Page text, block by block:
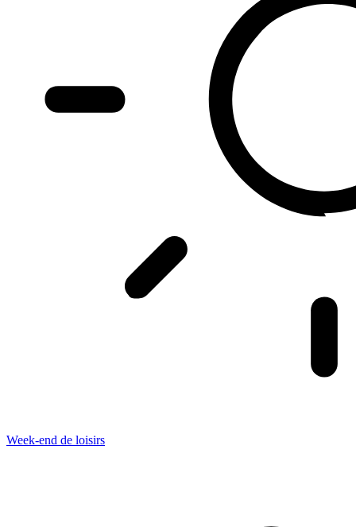
Week-end de loisirs